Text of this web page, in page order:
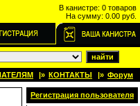
В канистре: 0 товаров
На сумму: 0.00 руб.
|» КОНТАКТЫ |» Форум
Регистрация пользователя